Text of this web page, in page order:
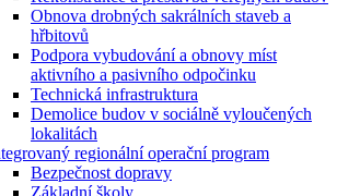
Obnova drobných sakrálních staveb a
hřbitovů
Podpora vybudování a obnovy míst
aktivního a pasivního odpočinku
Technická infrastruktura
Demolice budov v sociálně vyloučených
lokalitách
regionální operační program
Bezpečnost dopravy
Základní školy